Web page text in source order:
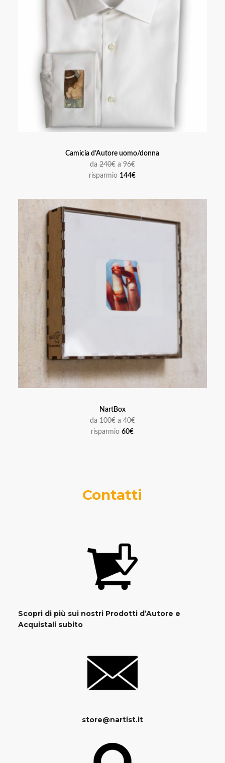
Camicia d’Autore uomo/donna
da 240€ a 96€
risparmio 144€
NartBox
da 100€ a 40€
risparmio60€
Contatti
Scopri di più sui nostri Prodotti d’Autore e
Acquistali subito
store@nartist.it